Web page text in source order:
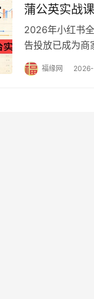
蒲公英实战课
2026年小红书
告投放已成为商
打造，为您呈现
福缘网